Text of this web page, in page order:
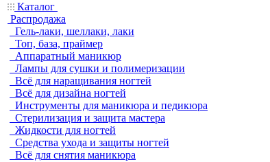
Каталог
Распродажа
Гель-лаки, шеллаки, лаки
Топ, база, праймер
Аппаратный маникюр
Лампы для сушки и полимеризации
Всё для наращивания ногтей
Всё для дизайна ногтей
Инструменты для маникюра и педикюра
Стерилизация и защита мастера
Жидкости для ногтей
Средства ухода и защиты ногтей
Всё для снятия маникюра